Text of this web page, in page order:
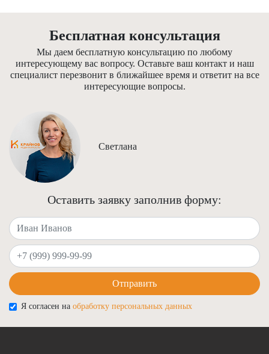
Бесплатная консультация
Мы даем бесплатную консультацию по любому
интересующему вас вопросу. Оставьте ваш контакт и наш
специалист перезвонит в ближайшее время и ответит на все
интересующие вопросы.
Светлана
Оставить заявку заполнив форму:
Ваше имя
Ваш телефон
Отправить
Я согласен на обработку персональных данных